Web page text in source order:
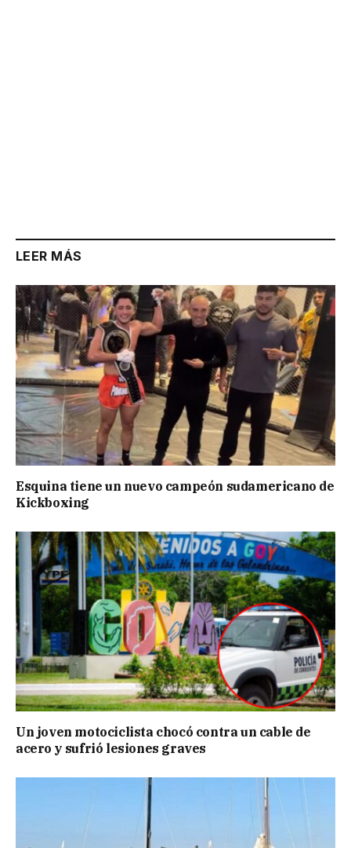
LEER MÁS
Esquina tiene un nuevo campeón sudamericano de
Kickboxing
Un joven motociclista chocó contra un cable de
acero y sufrió lesiones graves